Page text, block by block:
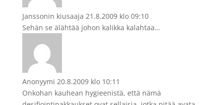
Janssonin kiusaaja 21.8.2009 klo 09:10
Sehän se älähtää johon kalikka kalahtaa…
Anonyymi 20.8.2009 klo 10:11
Onkohan kauhean hygieenistä, että nämä